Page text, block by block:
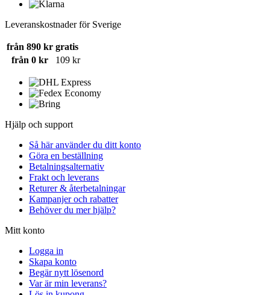
Leveranskostnader för Sverige
från 890 kr gratis
från 0 kr
109 kr
Hjälp och support
Så här använder du ditt konto
Göra en beställning
Betalningsalternativ
Frakt och leverans
Returer & återbetalningar
Kampanjer och rabatter
Behöver du mer hjälp?
Mitt konto
Logga in
Skapa konto
Begär nytt lösenord
Var är min leverans?